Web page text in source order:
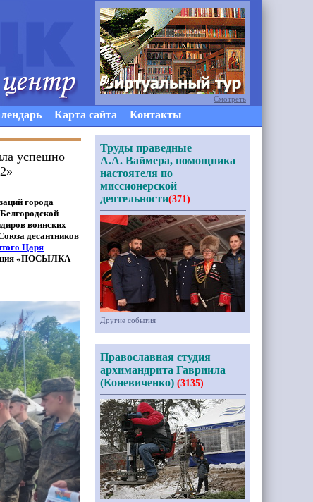
Карта сайта Контакты
успешно
города
воинских
десантников
Царя
«ПОСЫЛКА
Смотреть
Труды праведные
А.А. Ваймера, помощника
настоятеля по
миссионерской
деятельности(371)
Другие события
Православная студия
архимандрита Гавриила
(Коневиченко) (3135)